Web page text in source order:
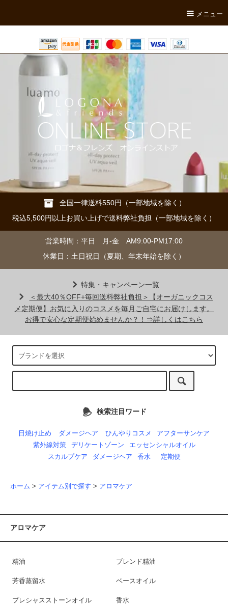
メニュー
全国一律送料550円（一部地域を除く）
税込5,500円以上お買い上げで送料弊社負担（一部地域を除く）
営業時間：平日 月-金 AM9:00-PM17:00
休業日：土日祝日（夏期、年末年始を除く）
特集・キャンペーン一覧
＜最大40％OFF+毎回送料弊社負担＞【オーガニックコス
メ定期便】お気に入りのコスメを毎月ご自宅にお届けします。
お得で安心な定期便始めませんか？！⇒詳しくはこちら
検索注目ワード
日焼け止め ダメージヘア ひんやりコスメ
アフターサンケア
紫外線対策
デリケートゾーン
エッセンシャルオイル
スカルプケア
ダメージヘア 香水 定期便
ホーム > アイテム別で探す > アロマケア
アロマケア
精油 ブレンド精油
芳香蒸留水 ベースオイル
プレシャスストーンオイル 香水